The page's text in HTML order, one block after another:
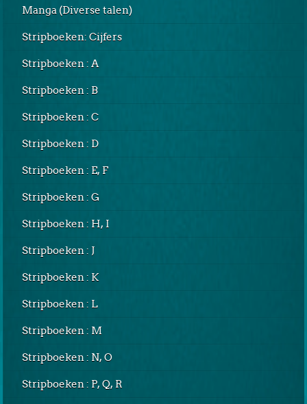
Manga (Diverse talen)
Stripboeken: Cijfers
Stripboeken : A
Stripboeken : B
Stripboeken : C
Stripboeken : D
Stripboeken : E, F
Stripboeken : G
Stripboeken : H, I
Stripboeken : J
Stripboeken : K
Stripboeken : L
Stripboeken : M
Stripboeken : N, O
Stripboeken : P, Q, R